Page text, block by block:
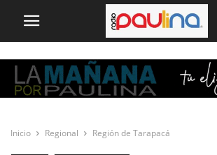
Inicio Regional Región de Tarapacá